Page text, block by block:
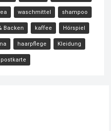
waschmittel shampoo
Backen kaffee Hörspiel
haarpflege Kleidung
postkarte